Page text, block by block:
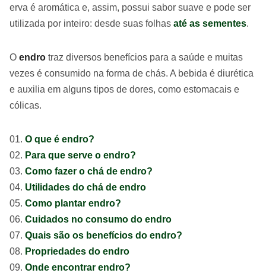
erva é aromática e, assim, possui sabor suave e pode ser
utilizada por inteiro: desde suas folhas até as sementes.
O endro traz diversos benefícios para a saúde e muitas
vezes é consumido na forma de chás. A bebida é diurética
e auxilia em alguns tipos de dores, como estomacais e
cólicas.
O que é endro?
Para que serve o endro?
Como fazer o chá de endro?
Utilidades do chá de endro
Como plantar endro?
Cuidados no consumo do endro
Quais são os benefícios do endro?
Propriedades do endro
Onde encontrar endro?